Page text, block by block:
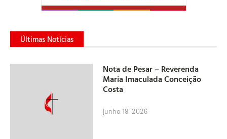
Últimas Notícias
Nota de Pesar – Reverenda
Maria Imaculada Conceição
Costa
junho 19, 2026